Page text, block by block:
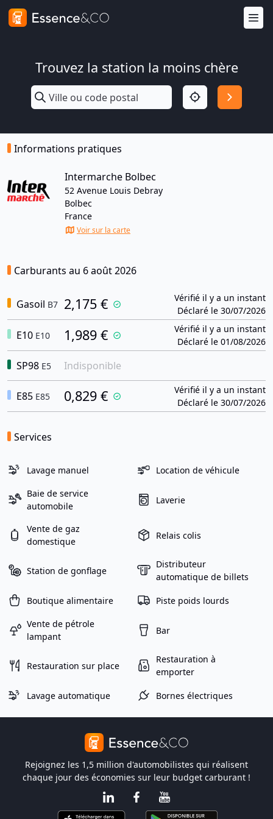
Trouvez la station la moins chère
Informations pratiques
Intermarche Bolbec
52 Avenue Louis Debray
Bolbec
France
Voir sur la carte
Carburants au 6 août 2026
Gasoil B7 2,175 €
Vérifié il y a un instant
Déclaré le 30/07/2026
E10 E10 1,989 €
Vérifié il y a un instant
Déclaré le 01/08/2026
SP98 E5 Indisponible
E85 E85 0,829 €
Vérifié il y a un instant
Déclaré le 30/07/2026
Services
Lavage manuel Location de véhicule
Baie de service
automobile
Laverie
Vente de gaz
domestique
Relais colis
Station de gonflage
Distributeur
automatique de billets
Boutique alimentaire Piste poids lourds
Vente de pétrole
lampant
Bar
Restauration sur place
Restauration à
emporter
Lavage automatique Bornes électriques
Rejoignez les 1,5 million d'automobilistes qui réalisent
chaque jour des économies sur leur budget carburant !